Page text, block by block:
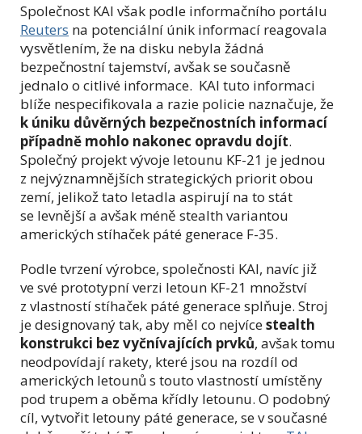
Společnost KAI však podle informačního portálu
Reuters na potenciální únik informací reagovala
vysvětlením, že na disku nebyla žádná
bezpečnostní tajemství, avšak se současně
jednalo o citlivé informace. KAI tuto informaci
blíže nespecifikovala a razie policie naznačuje, že
k úniku důvěrných bezpečnostních informací
případně mohlo nakonec opravdu dojít.
Společný projekt vývoje letounu KF-21 je jednou
z nejvýznamnějších strategických priorit obou
zemí, jelikož tato letadla aspirují na to stát
se levnější a avšak méně stealth variantou
amerických stíhaček páté generace F-35.
Podle tvrzení výrobce, společnosti KAI, navíc již
ve své prototypní verzi letoun KF-21 množství
z vlastností stíhaček páté generace splňuje. Stroj
je designovaný tak, aby měl co nejvícestealth
konstrukci bez vyčnívajících prvků, avšak tomu
neodpovídají rakety, které jsou na rozdíl od
amerických letounů s touto vlastností umístěny
pod trupem a oběma křídly letounu. O podobný
cíl, vytvořit letouny páté generace, se v současné